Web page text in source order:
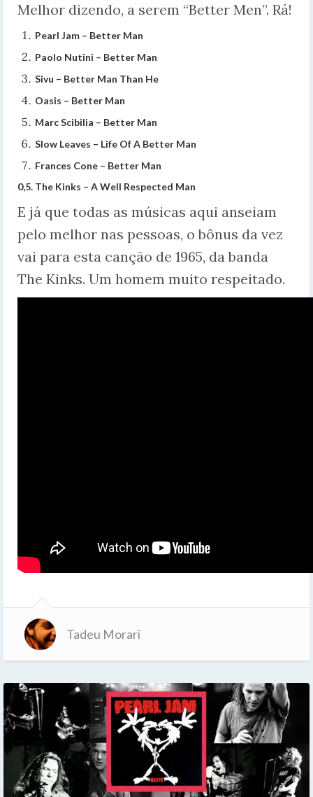
Melhor dizendo, a serem “Better Men”. Rá!
Pearl Jam – Better Man
Paolo Nutini – Better Man
Sivu – Better Man Than He
Oasis – Better Man
Marc Scibilia – Better Man
Slow Leaves – Life Of A Better Man
Frances Cone – Better Man
0,5. The Kinks – A Well Respected Man
E já que todas as músicas aqui anseiam
pelo melhor nas pessoas, o bônus da vez
vai para esta canção de 1965, da banda
The Kinks. Um homem muito respeitado.
Tadeu Morari